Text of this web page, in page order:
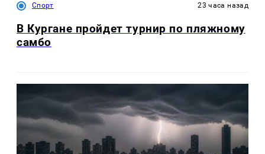
Спорт 23 часа назад
В Кургане пройдет турнир по пляжному
самбо